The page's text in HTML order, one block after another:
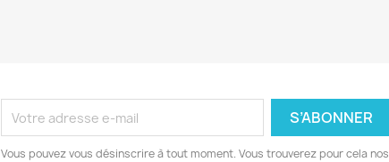
Vous pouvez vous désinscrire à tout moment. Vous trouverez pour cela nos